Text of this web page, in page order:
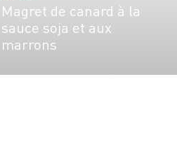
Magret de canard à la
sauce soja et aux
marrons